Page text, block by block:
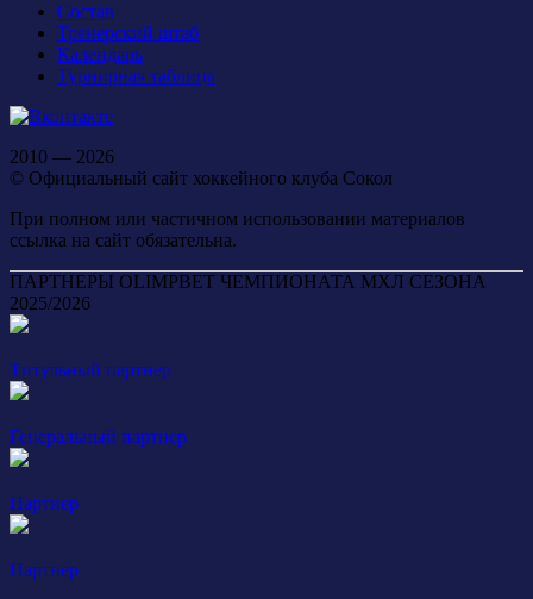
Состав
Тренерский штаб
Календарь
Турнирная таблица
2010 — 2026
© Официальный сайт хоккейного клуба Сокол
При полном или частичном использовании материалов
ссылка на сайт обязательна.
ПАРТНЕРЫ OLIMPBET ЧЕМПИОНАТА МХЛ СЕЗОНА
2025/2026
Титульный партнер
Генеральный партнер
Партнер
Партнер